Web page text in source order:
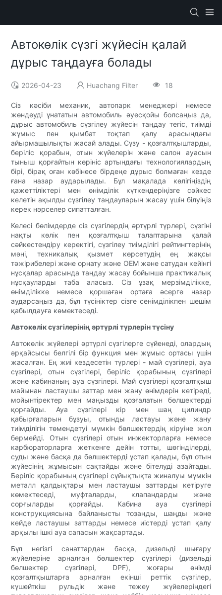
Автокөлік сүзгі жүйесін қалай
дұрыс таңдауға болады
2026-04-23 Huachang Filter 18
Сіз кәсіби механик, автопарк менеджері немесе
жөндеуді ұнататын автомобиль әуесқойы болсаңыз да,
дұрыс автомобиль сүзгілеу жүйесін таңдау тегіс, тиімді
жұмыс пен қымбат тоқтап қалу арасындағы
айырмашылықты жасай алады. Сүзу - қозғалтқыштарды,
беріліс қорабын, отын жүйелерін және салон ауасын
тыныш қорғайтын көрініс артындағы технологиялардың
бірі, бірақ оған көбінесе бірдеңе дұрыс болмаған кезде
ғана назар аударылады. Бұл мақалада көлігіңіздің
қажеттіліктері мен өнімділік күткендеріңізге сәйкес
келетін ақылды сүзгілеу таңдауларын жасау үшін білуіңіз
керек нәрселер сипатталған.
Келесі бөлімдерде сіз сүзгілердің әртүрлі түрлері, сүзгіні
нақты көлік пен қозғалтқыш талаптарына қалай
сәйкестендіру керектігі, сүзгілеу тиімділігі рейтингтерінің
мәні, техникалық қызмет көрсетудің ең жақсы
тәжірибелері және орнату және OEM және сатудан кейінгі
нұсқалар арасында таңдау жасау бойынша практикалық
нұсқауларды таба аласыз. Сіз ұзақ мерзімділікке,
өнімділікке немесе қоршаған ортаға әсерге назар
аударсаңыз да, бұл түсініктер сізге сенімділікпен шешім
қабылдауға көмектеседі.
Автокөлік сүзгілерінің әртүрлі түрлерін түсіну
Автокөлік жүйелері әртүрлі сүзгілерге сүйенеді, олардың
әрқайсысы белгілі бір функция мен жұмыс ортасы үшін
жасалған. Ең жиі кездесетін түрлері - май сүзгілері, ауа
сүзгілері, отын сүзгілері, беріліс қорабының сүзгілері
және кабинаның ауа сүзгілері. Май сүзгілері қозғалтқыш
майынан ластаушы заттар мен жану өнімдерін кетіреді,
мойынтіректер мен маңызды қозғалатын бөлшектерді
қорғайды. Ауа сүзгілері кір мен шаң цилиндр
қабырғаларын бұзуы, отынды ластауы және жану
тиімділігін төмендетуі мүмкін бөлшектердің кіруіне жол
бермейді. Отын сүзгілері отын инжекторларға немесе
карбюраторларға жеткенге дейін тотты, шөгінділерді,
суды және басқа да бөлшектерді ұстап қалады, бұл отын
жүйесінің жұмысын сақтайды және бітелуді азайтады.
Беріліс қорабының сүзгілері сұйықтықта жиналуы мүмкін
металл қалдықтары мен ластаушы заттарды кетіруге
көмектеседі, муфталарды, клапандарды және
сорғыларды қорғайды. Кабина ауа сүзгілері
конструкциясына байланысты тозаңды, шаңды және
кейде ластаушы заттарды немесе иістерді ұстап қалу
арқылы ішкі ауа сапасын жақсартады.
Бұл негізгі санаттардан басқа, дизельді шығару
жүйелеріне арналған бөлшектер сүзгілері (дизельді
бөлшектер сүзгілері, DPF), жоғары өнімді
қозғалтқыштарға арналған екінші реттік сүзгілер,
күшейткіш рульдік және тежеу ​​жүйелеріндегі